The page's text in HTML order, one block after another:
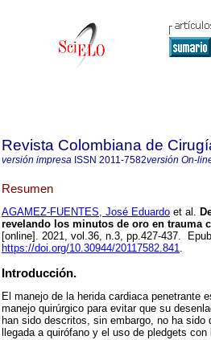
Revista Colombiana de
versión impresa ISSN 2011-7582versión On-
Resumen
AGAMEZ-FUENTES, José Eduardo et al.
revelando los minutos de oro en trauma
[online]. 2021, vol.36, n.3, pp.427-437.
https://doi.org/10.30944/20117582.841.
Introducción.
El manejo de la herida cardiaca penetrante
manejo quirúrgico para evitar que su
han sido descritos, sin embargo, no ha
llegada a quirófano y el uso de pledgets con